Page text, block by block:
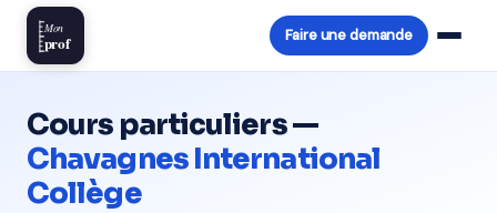
Mon
prof Faire une demande
Cours particuliers —
Chavagnes International
Collège